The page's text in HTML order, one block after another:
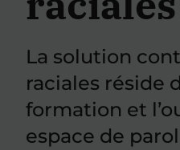
La solution
raciales réside
formation et
espace de